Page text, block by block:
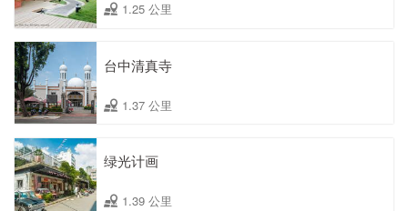
1.25 公里
台中清真寺
1.37 公里
绿光计画
1.39 公里